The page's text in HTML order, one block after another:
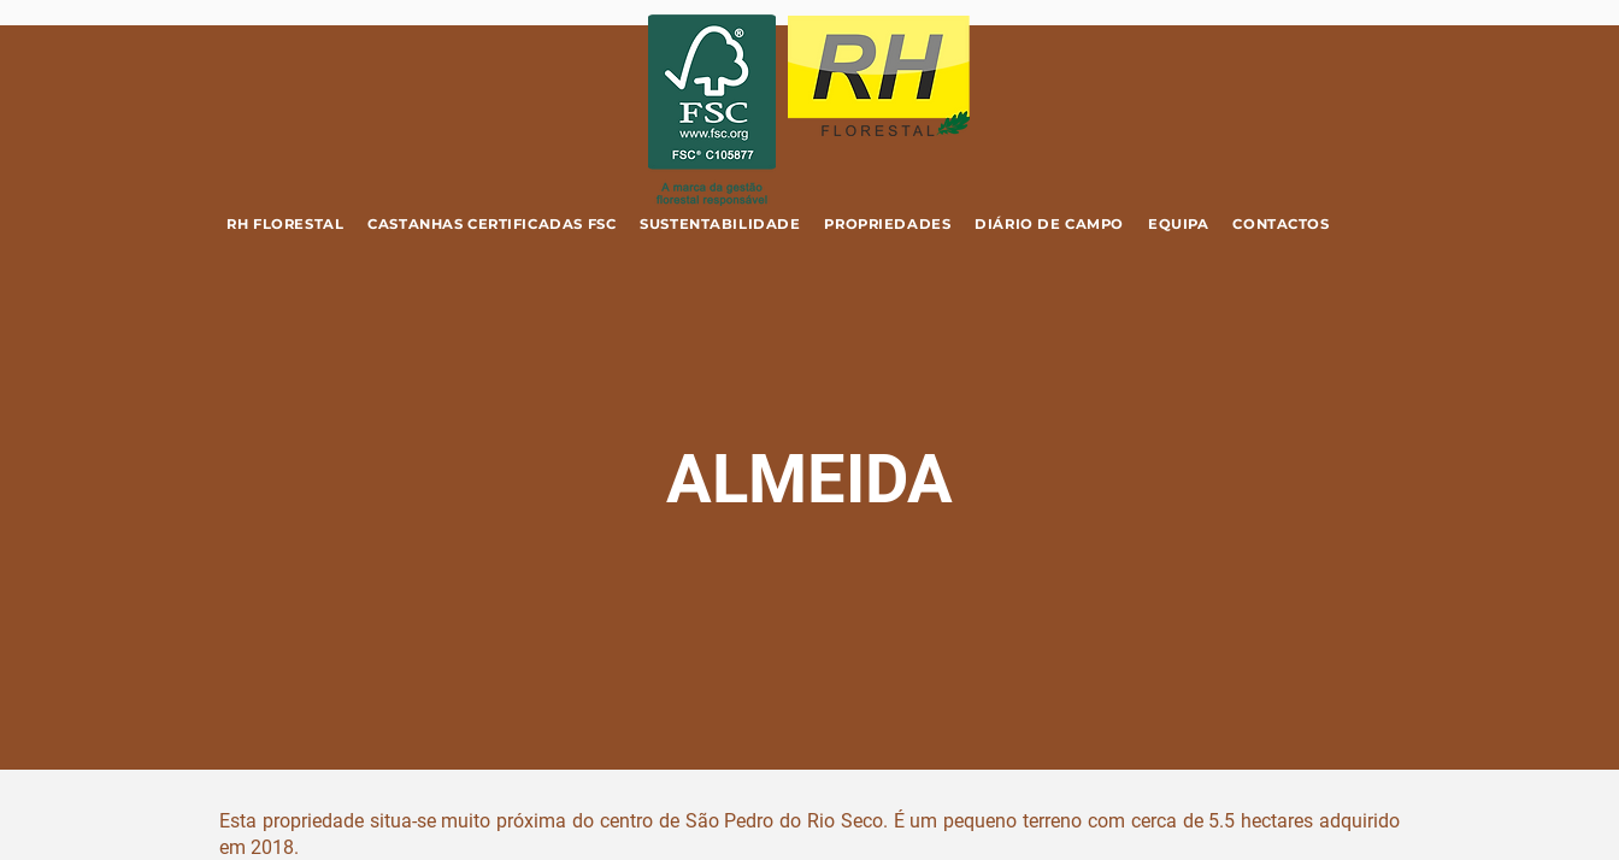
RH FLORESTAL CASTANHAS CERTIFICADAS FSC SUSTENTABILIDADE PROPRIEDADES DIÁRIO DE CAMPO EQUIPA CONTACTOS
ALMEIDA
Esta propriedade situa-se muito próxima do centro de São Pedro do Rio Seco. É um pequeno terreno com cerca de 5.5 hectares adquirido
em 2018.